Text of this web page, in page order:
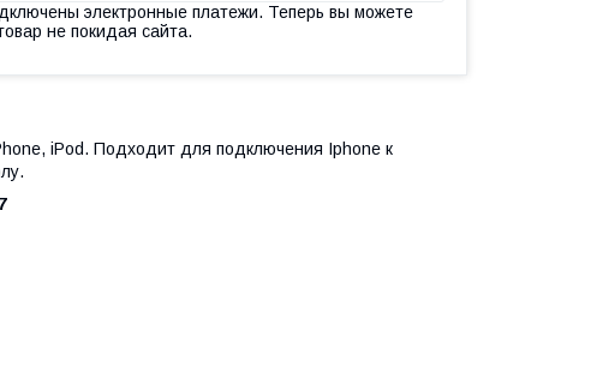
электронные платежи. Теперь вы можете
не покидая сайта.
iPod. Подходит для подключения Iphone к